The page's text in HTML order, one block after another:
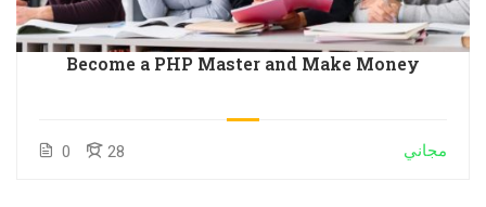
Become a PHP Master and Make Money
0 28 مجاني